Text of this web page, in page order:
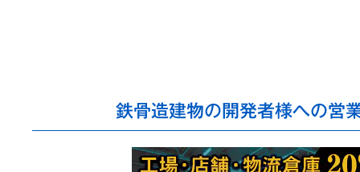
鉄骨造建物の開発者様への営